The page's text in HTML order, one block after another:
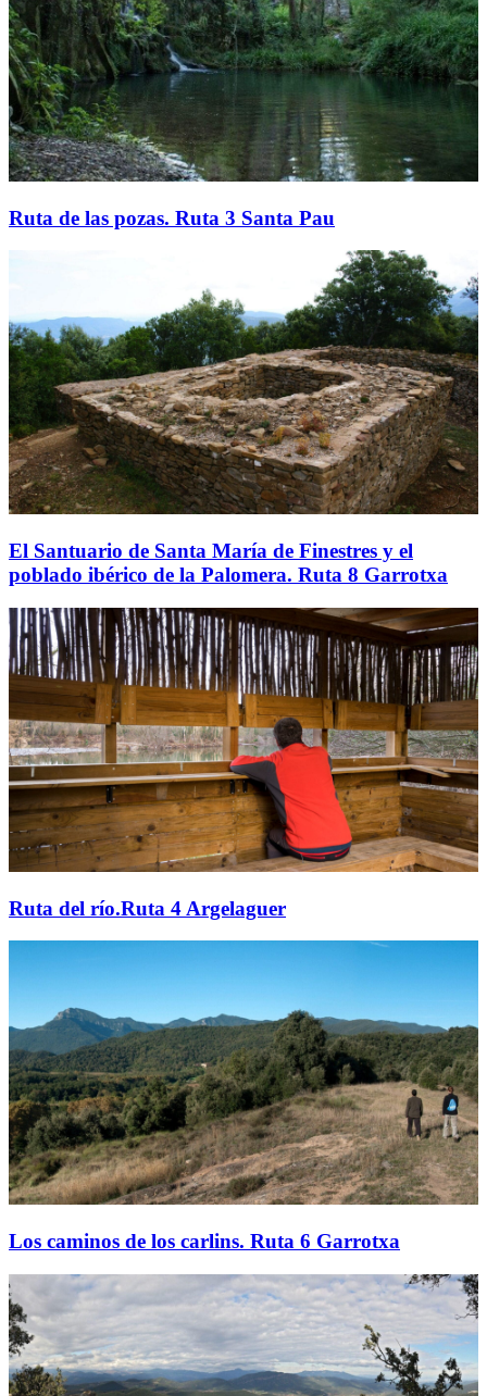
Ruta de las pozas. Ruta 3 Santa Pau
El Santuario de Santa María de Finestres y el
poblado ibérico de la Palomera. Ruta 8 Garrotxa
Ruta del río.Ruta 4 Argelaguer
Los caminos de los carlins. Ruta 6 Garrotxa